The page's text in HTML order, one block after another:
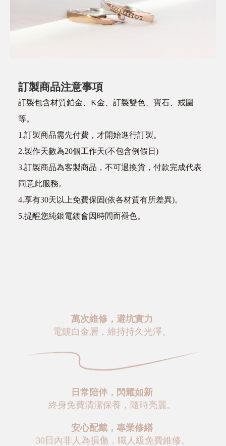
訂製商品注意事項
訂製包含材質鉑金、K金、訂製雙色、寶石、戒圍
等。
1.訂製商品需先付費，才開始進行訂製。
2.製作天數為20個工作天(不包含例假日)
3.訂製商品為客製商品，不可退換貨，付款完成代表
同意此服務。
4.享有30天以上免費保固(依各材質有所差異)。
5.提醒您純銀電鍍會因時間而褪色。
萬次維修，避坑實力
電鍍白金層，維持持久光澤。
日常陪伴，閃耀如新
終身免費清潔保養，隨時亮麗。
安心配戴，專業修繕
30日內非人為損傷，職人級免費維修。